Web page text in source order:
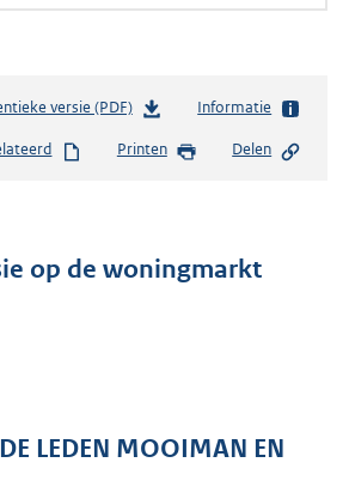
versie (PDF)b
s
s
e
Informatie
Printen Delen
op de woningmarkt
LEDEN MOOIMAN EN